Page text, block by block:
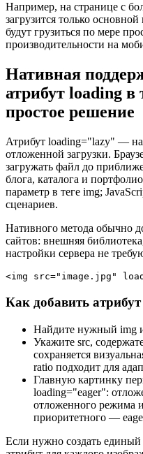
Например, на странице с
загрузится только
будут грузиться по мере
производительности на
Нативная
атрибут loading
простое решение
Атрибут loading="lazy" —
отложенной загрузки.
загружать файл до
блога, каталога и
параметр в теге img;
сценариев.
Нативного метода обычно
сайтов: внешняя
настройки сервера не
<img src="image.jpg"
Как добавить
Найдите нужный img
Укажите src,
сохраняется
ratio подходит для
Главную картинку
loading="eager":
отложенного режима
приоритетного —
Если нужно создать единый